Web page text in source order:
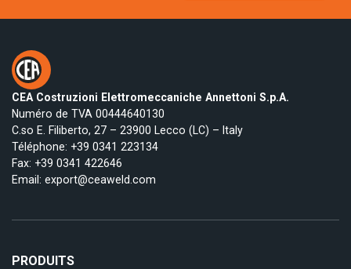
CEA Costruzioni Elettromeccaniche Annettoni S.p.A.
Numéro de TVA 00444640130
C.so E. Filiberto, 27 – 23900 Lecco (LC) – Italy
Téléphone: +39 0341 223134
Fax: +39 0341 422646
Email: export@ceaweld.com
PRODUITS